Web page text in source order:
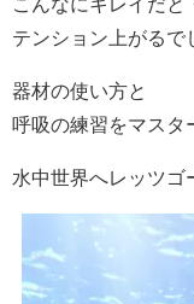
テンション上がるで
器材の使い方と
呼吸の練習をマスタ
水中世界へレッツゴ